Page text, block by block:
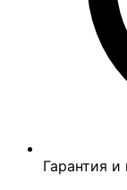
Гарантия и